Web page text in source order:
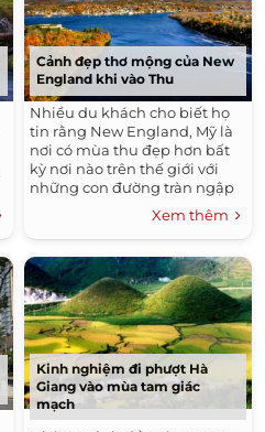
Cảnh đẹp thơ mộng của New
England khi vào Thu
Nhiều du khách cho biết họ
tin rằng New England, Mỹ là
nơi có mùa thu đẹp hơn bất
kỳ nơi nào trên thế giới với
những con đường tràn ngập
Xem thêm
Kinh nghiệm đi phượt Hà
Giang vào mùa tam giác
mạch